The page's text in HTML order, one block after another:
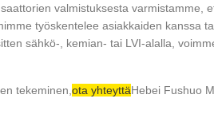
valmistuksesta varmistamme,
työskentelee asiakkaiden kanssa
sähkö-, kemian- tai LVI-alalla,
tekeminen, ota yhteyttäHebei Fushuo